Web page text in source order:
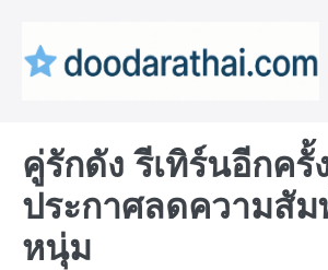
content
คู่รักดัง รีเทิร์นอีกครั้
ประกาศลดความสั
หนุ่ม